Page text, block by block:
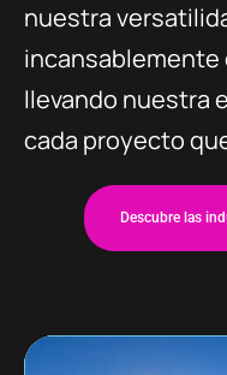
nuestra
llevando nuestra
cada proyecto
Descubre las